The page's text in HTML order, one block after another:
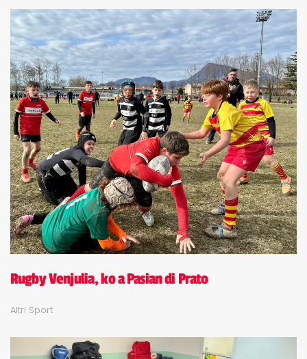
Rugby Venjulia, ko a Pasian di Prato
Altri Sport